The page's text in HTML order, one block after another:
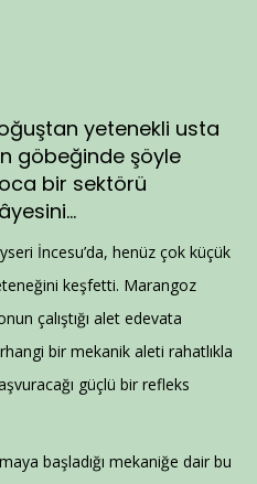
yetenekli usta
göbeğinde şöyle
bir sektörü
İncesu’da, henüz çok küçük
keşfetti. Marangoz
çalıştığı alet edevata
bir mekanik aleti rahatlıkla
güçlü bir refleks
başladığı mekaniğe dair bu